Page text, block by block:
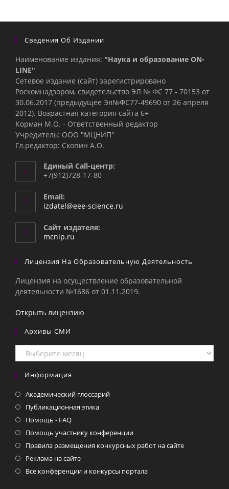
Сведения Об Издании
Наименование издания: "Наука и образование ON-
LINE"
Сетевое издание (сайт) зарегистрировано
Роскомнадзором, свидетельство ЭЛ № ФС 77 - 70153 от
30.06.2017 (предыдущее Эл№ФC77-49690 от 26 апреля
2012). Возрастная категория сайта 6+
Корман М.О. - Ответственный редактор
Учредитель: ООО "МЦНИП"
Гл.редактор: Скопин А.О.
Единый Call-центр:
+7(912)728-17-80
Email:
izdatel@eee-science.ru
Сайт издателя:
mcnip.ru
Лицензия На Образовательную Деятельность
Лицензия на осуществление образовательной
деятельности №1686 от 01.11.2019.
Открыть лицензию
Архивы СМИ
Архивы
СМИ
Информация
Академический глоссарий
Публикационная этика
Помощь - FAQ
Помощь участнику конференции
Правила размещения конкурсных работ на сайте
Реклама на сайте
Все конференции и конкурсы портала